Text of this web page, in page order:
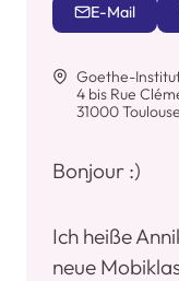
E-Mail
Goethe-
4 bis Rue
31000 Toulouse
Bonjour :)
Ich heiße
neue